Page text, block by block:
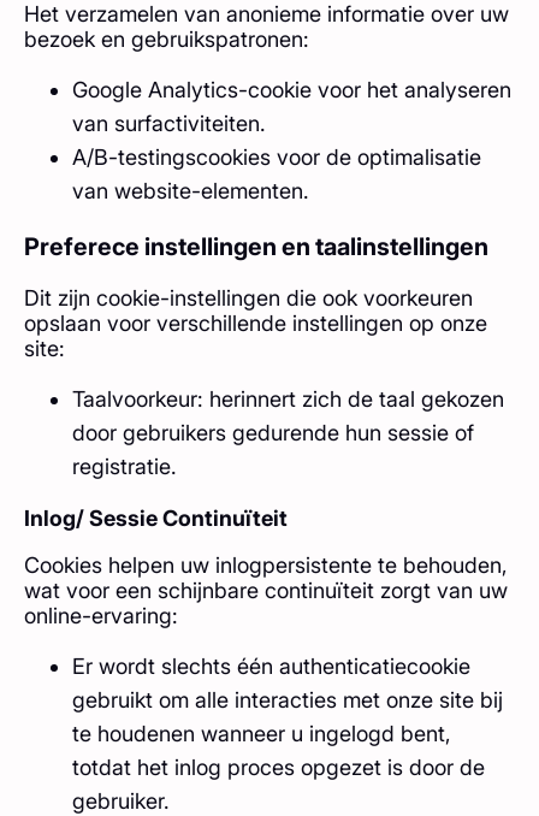
Het verzamelen van anonieme informatie over uw
bezoek en gebruikspatronen:
Google Analytics-cookie voor het analyseren
van surfactiviteiten.
A/B-testingscookies voor de optimalisatie
van website-elementen.
Preferece instellingen en taalinstellingen
Dit zijn cookie-instellingen die ook voorkeuren
opslaan voor verschillende instellingen op onze
site:
Taalvoorkeur: herinnert zich de taal gekozen
door gebruikers gedurende hun sessie of
registratie.
Inlog/ Sessie Continuïteit
Cookies helpen uw inlogpersistente te behouden,
wat voor een schijnbare continuïteit zorgt van uw
online-ervaring:
Er wordt slechts één authenticatiecookie
gebruikt om alle interacties met onze site bij
te houdenen wanneer u ingelogd bent,
totdat het inlog proces opgezet is door de
gebruiker.